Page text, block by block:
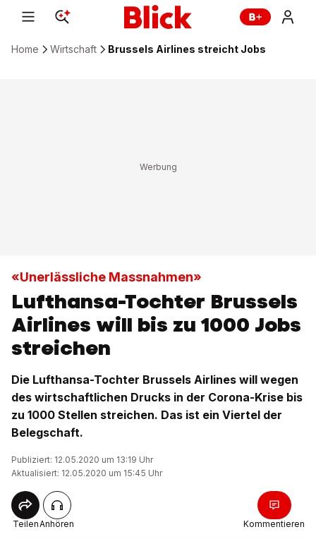
Home Wirtschaft Brussels Airlines streicht Jobs
«Unerlässliche Massnahmen»
Lufthansa-Tochter Brussels
Airlines will bis zu 1000 Jobs
streichen
Die Lufthansa-Tochter Brussels Airlines will wegen
des wirtschaftlichen Drucks in der Corona-Krise bis
zu 1000 Stellen streichen. Das ist ein Viertel der
Belegschaft.
Publiziert: 12.05.2020 um 13:19 Uhr
Aktualisiert: 12.05.2020 um 15:45 Uhr
TeilenAnhören Kommentieren